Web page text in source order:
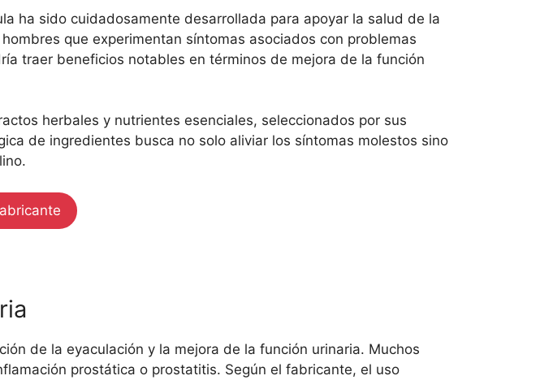
ha sido cuidadosamente desarrollada para apoyar la salud de la
que experimentan síntomas asociados con problemas
traer beneficios notables en términos de mejora de la función
herbales y nutrientes esenciales, seleccionados por sus
de ingredientes busca no solo aliviar los síntomas molestos sino
de la eyaculación y la mejora de la función urinaria. Muchos
prostática o prostatitis. Según el fabricante, el uso